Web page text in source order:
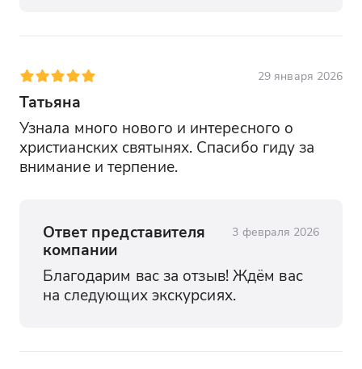
29 января 2026
Татьяна
Узнала много нового и интересного о
христианских святынях. Спасибо гиду за
внимание и терпение.
Ответ представителя
компании
3 февраля 2026
Благодарим вас за отзыв! Ждём вас
на следующих экскурсиях.